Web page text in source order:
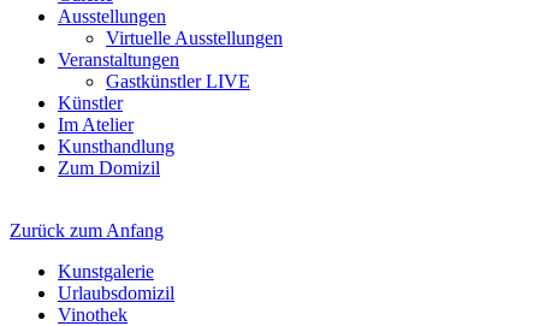
Ausstellungen
Virtuelle Ausstellungen
Veranstaltungen
Gastkünstler LIVE
Künstler
Im Atelier
Kunsthandlung
Zum Domizil
Zurück zum Anfang
Kunstgalerie
Urlaubsdomizil
Vinothek